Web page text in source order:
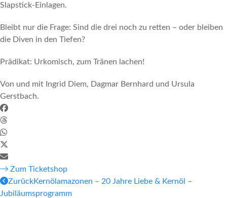
Slapstick-Einlagen.
Bleibt nur die Frage: Sind die drei noch zu retten – oder bleiben
die Diven in den Tiefen?
Prädikat: Urkomisch, zum Tränen lachen!
Von und mit Ingrid Diem, Dagmar Bernhard und Ursula
Gerstbach.
Zum Ticketshop
ZurückKernölamazonen – 20 Jahre Liebe & Kernöl –
Jubiläumsprogramm